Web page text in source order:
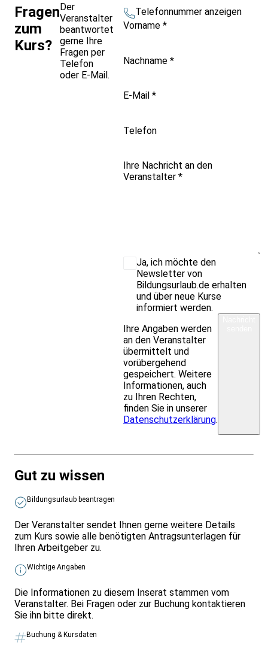
Fragen
zum
Kurs?
Der
Veranstalter
beantwortet
gerne Ihre
Fragen per
Telefon
oder E-Mail.
Telefonnummer anzeigen
Vorname *
Nachname *
E-Mail *
Telefon
Ihre Nachricht an den
Veranstalter *
Ja, ich möchte den
Newsletter von
Bildungsurlaub.de erhalten
und über neue Kurse
informiert werden.
Ihre Angaben werden
an den Veranstalter
übermittelt und
vorübergehend
gespeichert. Weitere
Informationen, auch
zu Ihren Rechten,
finden Sie in unserer
Datenschutzerklärung.
Gut zu wissen
Bildungsurlaub beantragen
Der Veranstalter sendet Ihnen gerne weitere Details
zum Kurs sowie alle benötigten Antragsunterlagen für
Ihren Arbeitgeber zu.
Wichtige Angaben
Die Informationen zu diesem Inserat stammen vom
Veranstalter. Bei Fragen oder zur Buchung kontaktieren
Sie ihn bitte direkt.
Buchung & Kursdaten